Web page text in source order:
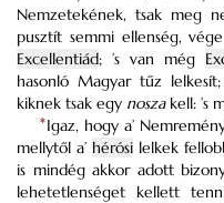
Nemzetekének, tsak meg
pusztít semmi ellenség,
Excellentiád; ’s van még
hasonló Magyar tűz
kiknek tsak egy noszakell: ’s
*Igaz, hogy a’
mellytől a’ hérósilelkek
is mindég akkor adott
lehetetlenséget kellett